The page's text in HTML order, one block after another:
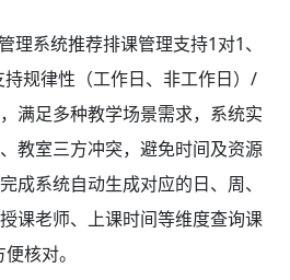
理系统推荐排课管理支持1对1、
规律性（工作日、非工作日）/
满足多种教学场景需求，系统实
教室三方冲突，避免时间及资源
成系统自动生成对应的日、周、
课老师、上课时间等维度查询课
核对。